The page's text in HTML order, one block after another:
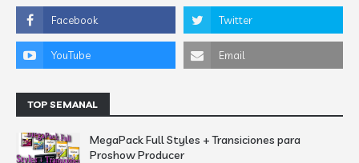
TOP SEMANAL
MegaPack Full Styles + Transiciones para
Proshow Producer